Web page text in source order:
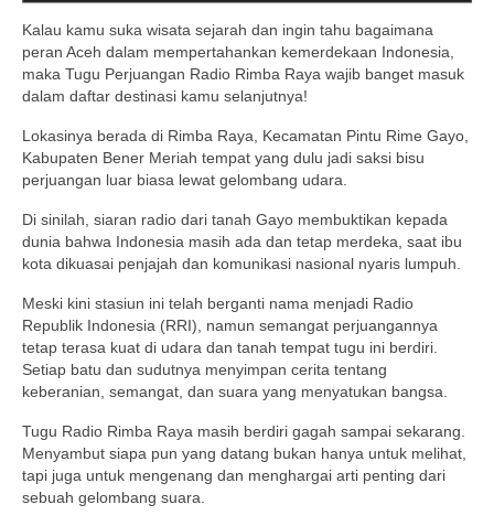
Kalau kamu suka wisata sejarah dan ingin tahu bagaimana
peran Aceh dalam mempertahankan kemerdekaan Indonesia,
maka Tugu Perjuangan Radio Rimba Raya wajib banget masuk
dalam daftar destinasi kamu selanjutnya!
Lokasinya berada di Rimba Raya, Kecamatan Pintu Rime Gayo,
Kabupaten Bener Meriah tempat yang dulu jadi saksi bisu
perjuangan luar biasa lewat gelombang udara.
Di sinilah, siaran radio dari tanah Gayo membuktikan kepada
dunia bahwa Indonesia masih ada dan tetap merdeka, saat ibu
kota dikuasai penjajah dan komunikasi nasional nyaris lumpuh.
Meski kini stasiun ini telah berganti nama menjadi Radio
Republik Indonesia (RRI), namun semangat perjuangannya
tetap terasa kuat di udara dan tanah tempat tugu ini berdiri.
Setiap batu dan sudutnya menyimpan cerita tentang
keberanian, semangat, dan suara yang menyatukan bangsa.
Tugu Radio Rimba Raya masih berdiri gagah sampai sekarang.
Menyambut siapa pun yang datang bukan hanya untuk melihat,
tapi juga untuk mengenang dan menghargai arti penting dari
sebuah gelombang suara.